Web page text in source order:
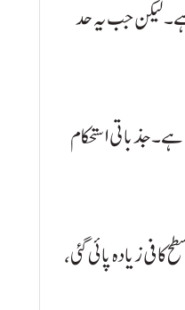
لیکن جب یہ حد
جذباتی استحکام
جسم میں ورم کی سطح کافی زیادہ پائی گئی،